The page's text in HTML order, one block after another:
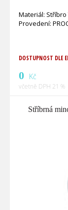
Materiál: Stříbro
Provedení:
DOSTUPNOST DLE
0 Kč
včetně DPH 21 %
Stříbrná